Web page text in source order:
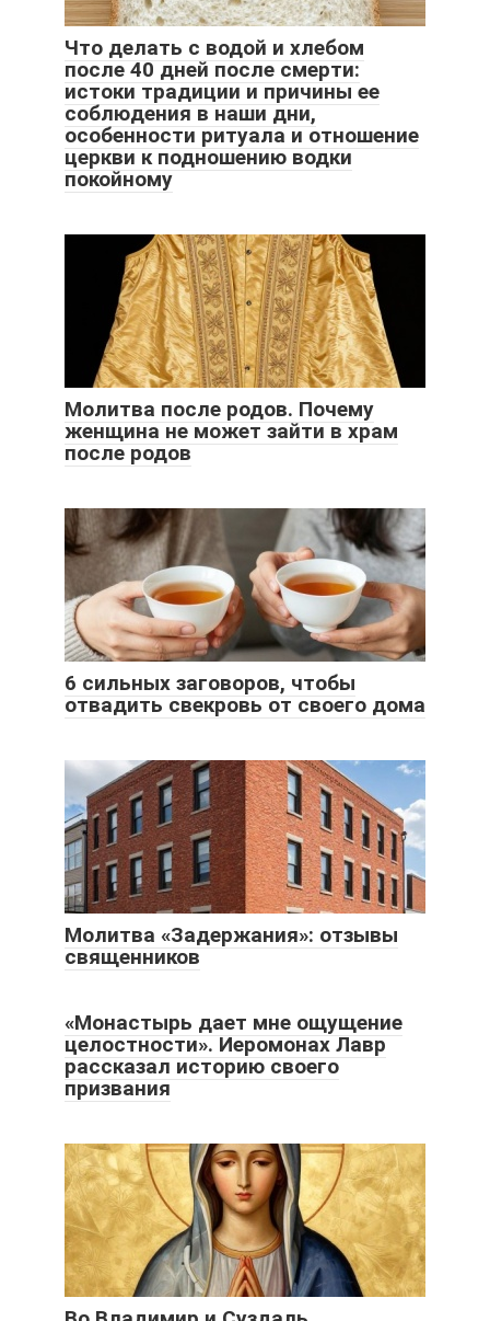
Что делать с водой и хлебом
после 40 дней после смерти:
истоки традиции и причины ее
соблюдения в наши дни,
особенности ритуала и отношение
церкви к подношению водки
покойному
Молитва после родов. Почему
женщина не может зайти в храм
после родов
6 сильных заговоров, чтобы
отвадить свекровь от своего дома
Молитва «Задержания»: отзывы
священников
«Монастырь дает мне ощущение
целостности». Иеромонах Лавр
рассказал историю своего
призвания